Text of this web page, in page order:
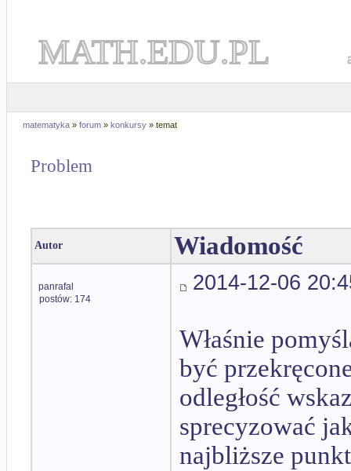
MATH.EDU.PL
matematyka » forum » konkursy » temat
Problem
Autor Wiadomość
panrafal
postów: 174
2014-12-06
Właśnie
być
odległość
sprecyzować
najbliższe